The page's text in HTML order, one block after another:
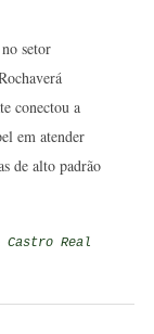
setor
conectou a
em atender
de alto padrão
Castro Real